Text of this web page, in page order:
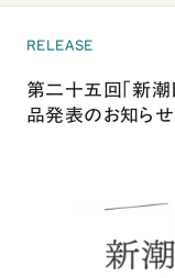
RELEASE
第二十五回「新潮
品発表のお知ら